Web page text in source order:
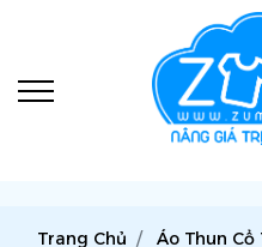
Trang Chủ
Áo Thun Cổ